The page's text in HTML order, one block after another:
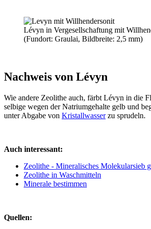
Lévyn in Vergesellschaftung mit
(Fundort: Graulai, Bildbreite: 2,5 mm)
Nachweis von Lévyn
Wie andere Zeolithe auch, färbt Lévyn in die
selbige wegen der Natriumgehalte gelb und
unter Abgabe von Kristallwasserzu sprudeln.
Auch interessant:
Zeolithe - Mineralisches Molekularsieb
Zeolithe in Waschmitteln
Minerale bestimmen
Quellen: